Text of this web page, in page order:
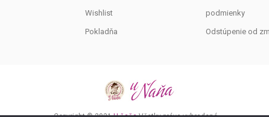
Wishlist
Pokladňa
podmienky
Odstúpenie od